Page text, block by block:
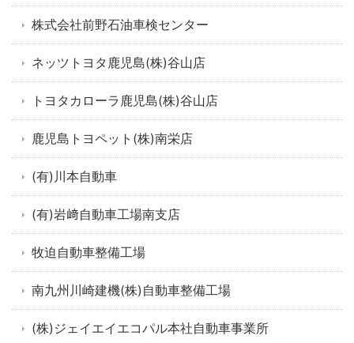
株式会社前野石油車検センター
ネッツトヨタ鹿児島(株)谷山店
トヨタカローラ鹿児島(株)谷山店
鹿児島トヨペット(株)南栄店
(有)川本自動車
(有)岩﨑自動車工場南支店
牧迫自動車整備工場
南九州川崎建機(株)自動車整備工場
(株)ジェイエイエコパル本社自動車事業所